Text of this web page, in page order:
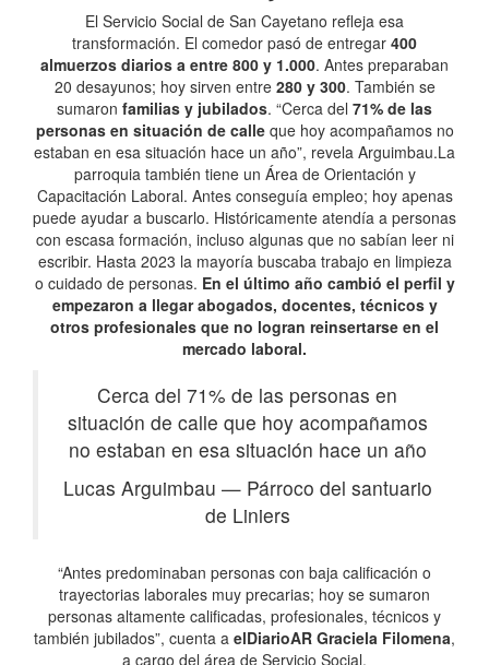
El Servicio Social de San Cayetano refleja esa
transformación. El comedor pasó de entregar 400
almuerzos diarios a entre 800 y 1.000. Antes preparaban
20 desayunos; hoy sirven entre 280 y 300. También se
sumaron familias y jubilados. “Cerca del 71% de las
personas en situación de calleque hoy acompañamos no
estaban en esa situación hace un año”, revela Arguimbau.La
parroquia también tiene un Área de Orientación y
Capacitación Laboral. Antes conseguía empleo; hoy apenas
puede ayudar a buscarlo. Históricamente atendía a personas
con escasa formación, incluso algunas que no sabían leer ni
escribir. Hasta 2023 la mayoría buscaba trabajo en limpieza
o cuidado de personas. En el último año cambió el perfil y
empezaron a llegar abogados, docentes, técnicos y
otros profesionales que no logran reinsertarse en el
mercado laboral.
Cerca del 71% de las personas en
situación de calle que hoy acompañamos
no estaban en esa situación hace un año
Lucas Arguimbau —Párroco del santuario
de Liniers
“Antes predominaban personas con baja calificación o
trayectorias laborales muy precarias; hoy se sumaron
personas altamente calificadas, profesionales, técnicos y
también jubilados”, cuenta a elDiarioAR Graciela Filomena,
a cargo del área de Servicio Social.